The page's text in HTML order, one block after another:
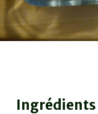
Ingrédients